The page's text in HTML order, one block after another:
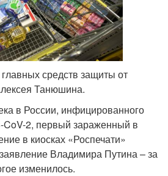
средств защиты от
Танюшина.
в России, инфицированного
CoV-2, первый зараженный в
в киосках «Роспечати»
Владимира Путина – за
изменилось.